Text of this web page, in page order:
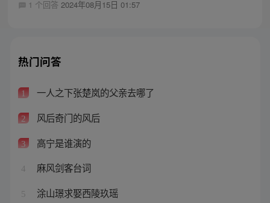
1 个回答 2024年08月15日 01:57
热门问答
1 一人之下张楚岚的父亲去哪了
2 风后奇门的风后
3 高宁是谁演的
4 麻风剑客台词
5 涂山璟求娶西陵玖瑶